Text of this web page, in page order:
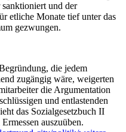
und der
etliche Monate tief unter das
gezwungen.
die jedem
zugängig wäre, weigerten
die Argumentation
und entlastenden
das Sozialgesetzbuch II
auszuüben.